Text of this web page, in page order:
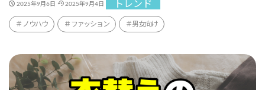
2025年9月6日 2025年9月4日 トレンド
ノウハウ ファッション 男女向け